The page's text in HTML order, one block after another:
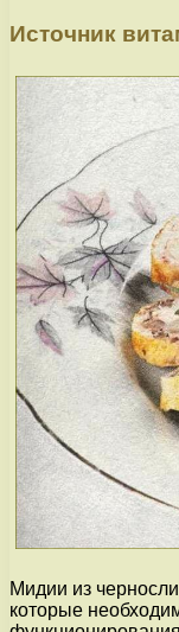
Источник
Мидии из
которые